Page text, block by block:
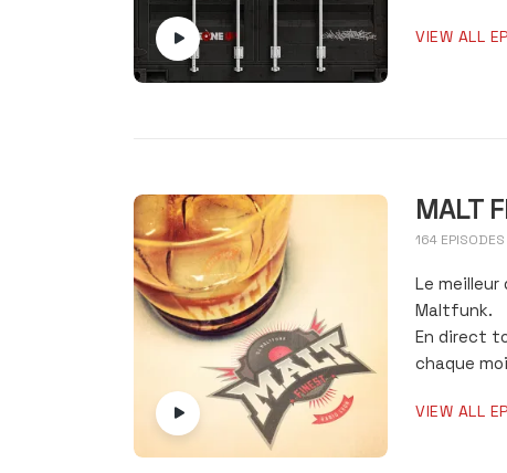
VIEW ALL
MALT
164 EPISODES
Le meilleur
Maltfunk.
En direct
chaque
VIEW ALL